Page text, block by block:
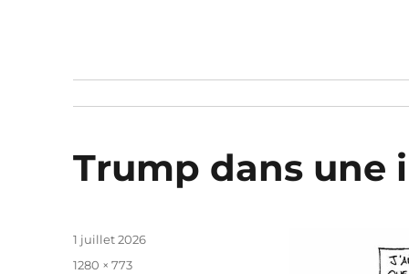
Trump dans une
Publié
1 juillet 2026
Taille
1280 × 773